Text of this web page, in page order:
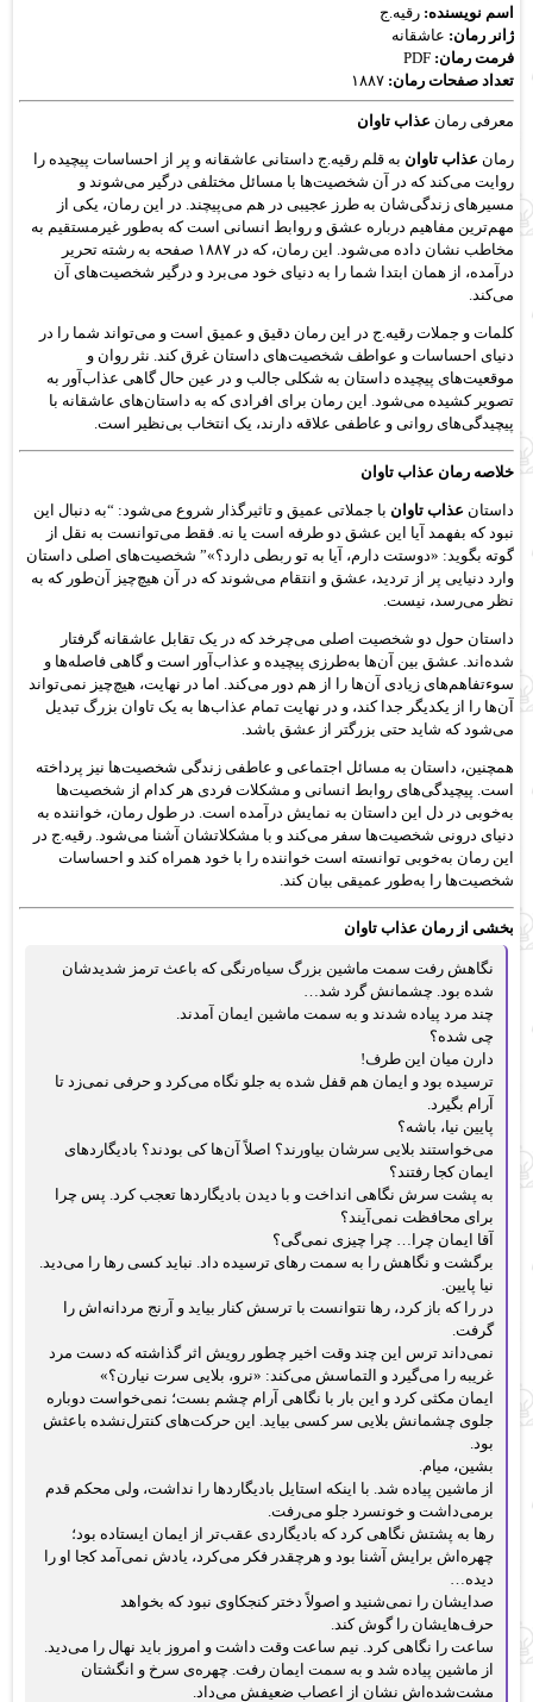
اسم نویسنده: رقیه.ج
ژانر رمان: عاشقانه
فرمت رمان:
تعداد صفحات رمان:
معرفی رمان عذاب تاوان
رمان عذاب تاوان به قلم رقیه.ج داستانی عاشقانه و پر از احساسات پیچیده را
روایت می‌کند که در آن شخصیت‌ها با مسائل مختلفی درگیر می‌شوند و
مسیرهای زندگی‌شان به طرز عجیبی در هم می‌پیچند. در این رمان، یکی از
مهم‌ترین مفاهیم درباره عشق و روابط انسانی است که به‌طور غیرمستقیم به
مخاطب نشان داده می‌شود. این رمان، که در ۱۸۸۷ صفحه به رشته تحریر
درآمده، از همان ابتدا شما را به دنیای خود می‌برد و درگیر شخصیت‌های آن
می‌کند.
کلمات و جملات رقیه.ج در این رمان دقیق و عمیق است و می‌تواند شما را در
دنیای احساسات و عواطف شخصیت‌های داستان غرق کند. نثر روان و
موقعیت‌های پیچیده داستان به شکلی جالب و در عین حال گاهی عذاب‌آور به
تصویر کشیده می‌شود. این رمان برای افرادی که به داستان‌های عاشقانه با
پیچیدگی‌های روانی و عاطفی علاقه دارند، یک انتخاب بی‌نظیر است.
خلاصه رمان عذاب تاوان
داستان عذاب تاوان با جملاتی عمیق و تاثیرگذار شروع می‌شود: “به دنبال این
نبود که بفهمد آیا این عشق دو طرفه است یا نه. فقط می‌توانست به نقل از
گوته بگوید: «دوستت دارم، آیا به تو ربطی دارد؟»” شخصیت‌های اصلی داستان
وارد دنیایی پر از تردید، عشق و انتقام می‌شوند که در آن هیچ‌چیز آن‌طور که به
نظر می‌رسد، نیست.
داستان حول دو شخصیت اصلی می‌چرخد که در یک تقابل عاشقانه گرفتار
شده‌اند. عشق بین آن‌ها به‌طرزی پیچیده و عذاب‌آور است و گاهی فاصله‌ها و
سوءتفاهم‌های زیادی آن‌ها را از هم دور می‌کند. اما در نهایت، هیچ‌چیز نمی‌تواند
آن‌ها را از یکدیگر جدا کند، و در نهایت تمام عذاب‌ها به یک تاوان بزرگ تبدیل
می‌شود که شاید حتی بزرگتر از عشق باشد.
همچنین، داستان به مسائل اجتماعی و عاطفی زندگی شخصیت‌ها نیز پرداخته
است. پیچیدگی‌های روابط انسانی و مشکلات فردی هر کدام از شخصیت‌ها
به‌خوبی در دل این داستان به نمایش درآمده است. در طول رمان، خواننده به
دنیای درونی شخصیت‌ها سفر می‌کند و با مشکلاتشان آشنا می‌شود. رقیه.ج در
این رمان به‌خوبی توانسته است خواننده را با خود همراه کند و احساسات
شخصیت‌ها را به‌طور عمیقی بیان کند.
بخشی از رمان عذاب تاوان
نگاهش رفت سمت ماشین بزرگ سیاه‌رنگی که باعث ترمز شدیدشان
شده بود. چشمانش گرد شد…
چند مرد پیاده شدند و به سمت ماشین ایمان آمدند.
چی شده؟
دارن میان این طرف!
ترسیده بود و ایمان هم قفل شده به جلو نگاه می‌کرد و حرفی نمی‌زد تا
آرام بگیرد.
پایین نیا، باشه؟
می‌خواستند بلایی سرشان بیاورند؟ اصلاً آن‌ها کی بودند؟ بادیگاردهای
ایمان کجا رفتند؟
به پشت سرش نگاهی انداخت و با دیدن بادیگاردها تعجب کرد. پس چرا
برای محافظت نمی‌آیند؟
آقا ایمان چرا… چرا چیزی نمی‌گی؟
برگشت و نگاهش را به سمت رهای ترسیده داد. نباید کسی رها را می‌دید.
نیا پایین.
در را که باز کرد، رها نتوانست با ترسش کنار بیاید و آرنج مردانه‌اش را
گرفت.
نمی‌داند ترس این چند وقت اخیر چطور رویش اثر گذاشته که دست مرد
غریبه را می‌گیرد و التماسش می‌کند: «نرو، بلایی سرت نیارن؟»
ایمان مکثی کرد و این بار با نگاهی آرام چشم بست؛ نمی‌خواست دوباره
جلوی چشمانش بلایی سر کسی بیاید. این حرکت‌های کنترل‌نشده باعثش
بود.
بشین، میام.
از ماشین پیاده شد. با اینکه استایل بادیگاردها را نداشت، ولی محکم قدم
برمی‌داشت و خونسرد جلو می‌رفت.
رها به پشتش نگاهی کرد که بادیگاردی عقب‌تر از ایمان ایستاده بود؛
چهره‌اش برایش آشنا بود و هرچقدر فکر می‌کرد، یادش نمی‌آمد کجا او را
دیده…
صدایشان را نمی‌شنید و اصولاً دختر کنجکاوی نبود که بخواهد
حرف‌هایشان را گوش کند.
ساعت را نگاهی کرد. نیم ساعت وقت داشت و امروز باید نهال را می‌دید.
از ماشین پیاده شد و به سمت ایمان رفت. چهره‌ی سرخ و انگشتان
مشت‌شده‌اش نشان از اعصاب ضعیفش می‌داد.